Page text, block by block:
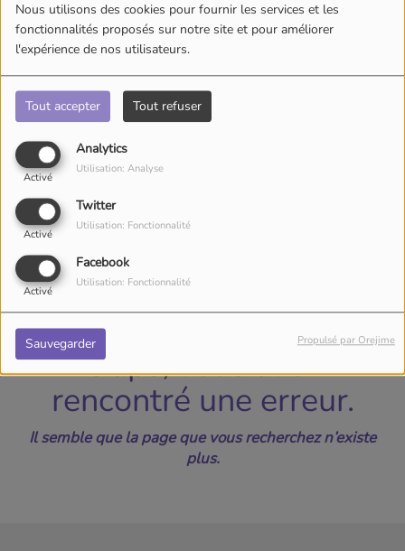
Nous utilisons des cookies pour fournir les services et les
fonctionnalités proposés sur notre site et pour améliorer
l'expérience de nos utilisateurs.
Tout accepter Tout refuser
Analytics
Activé
Utilisation: Analyse
Twitter
Activé
Utilisation: Fonctionnalité
Facebook
Activé
Utilisation: Fonctionnalité
Sauvegarder Propulsé par Orejime
Oups, vous avez
rencontré une erreur.
Il semble que la page que vous recherchez n’existe
plus.